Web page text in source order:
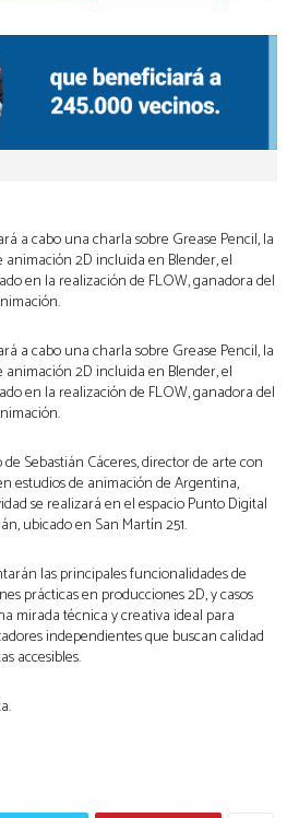
a cabo una charla sobre Grease Pencil, la
2D incluida en Blender, el
en la realización de FLOW, ganadora del
a cabo una charla sobre Grease Pencil, la
2D incluida en Blender, el
en la realización de FLOW, ganadora del
Sebastián Cáceres, director de arte con
estudios de animación de Argentina,
se realizará en el espacio Punto Digital
ubicado en San Martín 251.
las principales funcionalidades de
prácticas en producciones 2D, y casos
mirada técnica y creativa ideal para
independientes que buscan calidad
accesibles.